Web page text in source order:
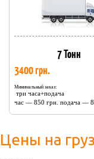
7 Тонн
3400 грн.
Минимальный заказ:
три часа+подача
час — 850 грн. подача —
Цены на